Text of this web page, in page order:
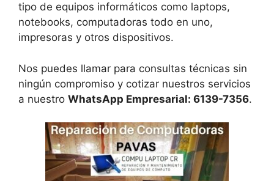
tipo de equipos informáticos como laptops,
notebooks, computadoras todo en uno,
impresoras y otros dispositivos.
Nos puedes llamar para consultas técnicas sin
ningún compromiso y cotizar nuestros servicios
a nuestro WhatsApp Empresarial: 6139-7356.